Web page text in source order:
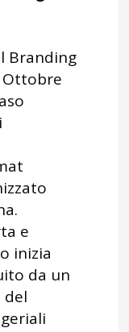
Branding
Ottobre
e
inizia
da un
del